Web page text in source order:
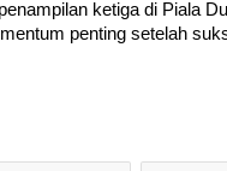
ketiga di Piala
penting setelah